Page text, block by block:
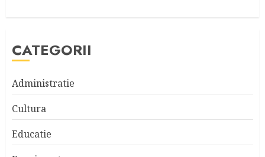
CATEGORII
Administratie
Cultura
Educatie